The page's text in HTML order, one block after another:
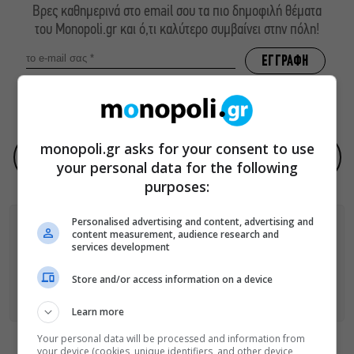
Βρες καθημερινά στο email σου τα πιο δημοφιλή θέματα
του Monopoli.gr και ό,τι καλύτερο συμβαίνει στην πόλη!
ΠΟΛΙΤΙΚΗ ΠΡΟΣΤΑΣΙΑΣ ΑΠΟΡΡΗΤΟΥ
Προσθήκη του monopoli.gr ως προτεινόμενη πηγή στην Google
ΑΚΟΛΟΥΘΗΣΕ ΤΟ MONOPOLI.GR ΚΑΙ ΣΤΟ INSTAGRAM!
ΑΚΟΛΟΥΘΗΣΤΕ ΤΟMONOPOLI.GR ΣΤΟ GOOGLE NEWS
monopoli.gr asks for your consent to use
your personal data for the following
purposes:
Personalised advertising and content, advertising and
content measurement, audience research and
services development
Store and/or access information on a device
Learn more
Your personal data will be processed and information from
your device (cookies, unique identifiers, and other device